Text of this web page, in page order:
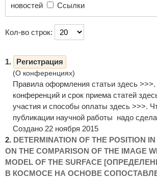
новостей
Ссылки
Кол-во строк:
1. Регистрация
(О конференциях)
Правила оформления статьи здесь
конференций и срок приема статей
участия и способы оплаты здесь >>>.
публикации научной работы надо
Создано 22 ноября 2015
2. DETERMINATION OF THE POSITION
ON THE COMPARISON OF THE IMAGE
MODEL OF THE SURFACE
В КОСМОСЕ НА ОСНОВЕ